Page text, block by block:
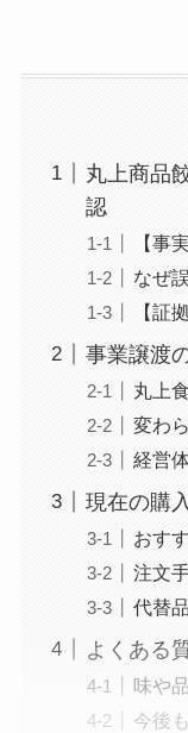
丸上商品
認
【事
なぜ
【証
事業譲渡
丸上
変わ
経営
現在の購
おす
注文
代替
よくある
味や
今後